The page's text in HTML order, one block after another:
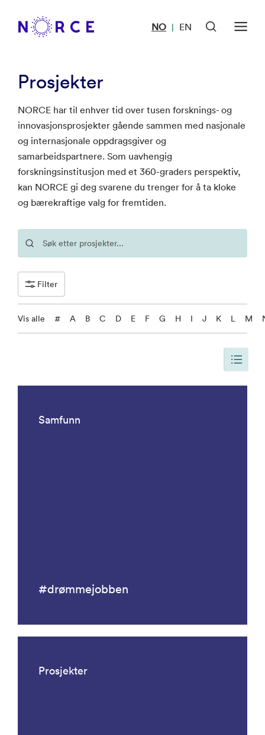
NO | EN
Prosjekter
NORCE har til enhver tid over tusen forsknings- og
innovasjonsprosjekter gående sammen med nasjonale
og internasjonale oppdragsgiver og
samarbeidspartnere. Som uavhengig
forskningsinstitusjon med et 360-graders perspektiv,
kan NORCE gi deg svarene du trenger for å ta kloke
og bærekraftige valg for fremtiden.
Filter
Vis alle # A B C D E F G H I J K L M
Samfunn
#drømmejobben
Prosjekter